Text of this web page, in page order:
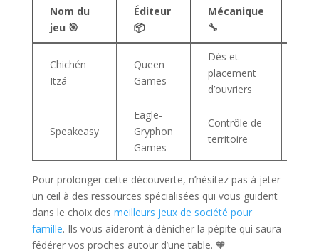
Nom du
jeu 🎯
Éditeur
📦
Mécanique
🔧
Chichén
Itzá
Queen
Games
Dés et
placement
d’ouvriers
Speakeasy
Eagle-
Gryphon
Games
Contrôle de
territoire
Pour prolonger cette découverte, n’hésitez pas à jeter
un œil à des ressources spécialisées qui vous guident
dans le choix des meilleurs jeux de société pour
famille. Ils vous aideront à dénicher la pépite qui saura
fédérer vos proches autour d’une table. 🧡